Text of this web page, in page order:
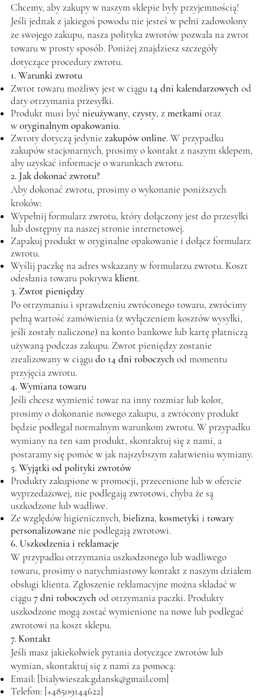
Chcemy, aby zakupy w naszym sklepie były przyjemnością!
Jeśli jednak z jakiegoś powodu nie jesteś w pełni zadowolony
ze swojego zakupu, nasza polityka zwrotów pozwala na zwrot
towaru w prosty sposób. Poniżej znajdziesz szczegóły
dotyczące procedury zwrotu.
1. Warunki zwrotu
Zwrot towaru możliwy jest w ciągu 14 dni kalendarzowych od
daty otrzymania przesyłki.
Produkt musi być nieużywany, czysty, zmetkami oraz
woryginalnym opakowaniu.
Zwroty dotyczą jedynie zakupów online. W przypadku
zakupów stacjonarnych, prosimy o kontakt z naszym sklepem,
aby uzyskać informacje o warunkach zwrotu.
2. Jak dokonać zwrotu?
Aby dokonać zwrotu, prosimy o wykonanie poniższych
kroków:
Wypełnij formularz zwrotu, który dołączony jest do przesyłki
lub dostępny na naszej stronie internetowej.
Zapakuj produkt w oryginalne opakowanie i dołącz formularz
zwrotu.
Wyślij paczkę na adres wskazany w formularzu zwrotu. Koszt
odesłania towaru pokrywaklient.
3. Zwrot pieniędzy
Po otrzymaniu i sprawdzeniu zwróconego towaru, zwrócimy
pełną wartość zamówienia (z wyłączeniem kosztów wysyłki,
jeśli zostały naliczone) na konto bankowe lub kartę płatniczą
używaną podczas zakupu. Zwrot pieniędzy zostanie
zrealizowany w ciągudo 14 dni roboczych od momentu
przyjęcia zwrotu.
4. Wymiana towaru
Jeśli chcesz wymienić towar na inny rozmiar lub kolor,
prosimy o dokonanie nowego zakupu, a zwrócony produkt
będzie podlegał normalnym warunkom zwrotu. W przypadku
wymiany na ten sam produkt, skontaktuj się z nami, a
postaramy się pomóc w jak najszybszym załatwieniu wymiany.
5. Wyjątki od polityki zwrotów
Produkty zakupione w promocji, przecenione lub w ofercie
wyprzedażowej, nie podlegają zwrotowi, chyba że są
uszkodzone lub wadliwe.
Ze względów higienicznych, bielizna, kosmetyki i towary
personalizowanenie podlegają zwrotowi.
6. Uszkodzenia i reklamacje
W przypadku otrzymania uszkodzonego lub wadliwego
towaru, prosimy o natychmiastowy kontakt z naszym działem
obsługi klienta. Zgłoszenie reklamacyjne można składać w
ciągu7 dni roboczych od otrzymania paczki. Produkty
uszkodzone mogą zostać wymienione na nowe lub podlegać
zwrotowi na koszt sklepu.
7. Kontakt
Jeśli masz jakiekolwiek pytania dotyczące zwrotów lub
wymian, skontaktuj się z nami za pomocą:
Email: [bialywieszak.gdansk@gmail.com]
Telefon: [+48509144622]